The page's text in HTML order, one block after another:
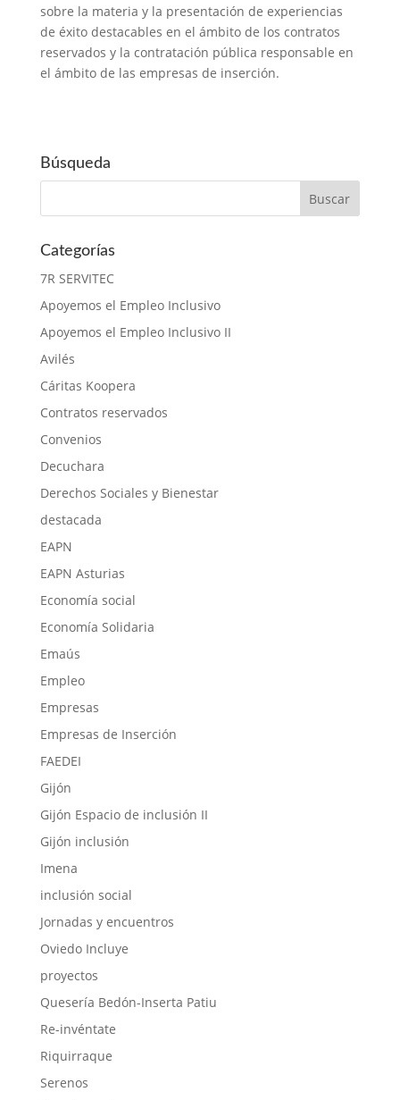
sobre la materia y la presentación de experiencias
de éxito destacables en el ámbito de los contratos
reservados y la contratación pública responsable en
el ámbito de las empresas de inserción.
Búsqueda
Categorías
7R SERVITEC
Apoyemos el Empleo Inclusivo
Apoyemos el Empleo Inclusivo II
Avilés
Cáritas Koopera
Contratos reservados
Convenios
Decuchara
Derechos Sociales y Bienestar
destacada
EAPN
EAPN Asturias
Economía social
Economía Solidaria
Emaús
Empleo
Empresas
Empresas de Inserción
FAEDEI
Gijón
Gijón Espacio de inclusión II
Gijón inclusión
Imena
inclusión social
Jornadas y encuentros
Oviedo Incluye
proyectos
Quesería Bedón-Inserta Patiu
Re-invéntate
Riquirraque
Serenos